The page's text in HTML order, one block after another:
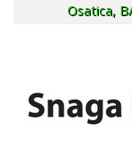
Osatica,